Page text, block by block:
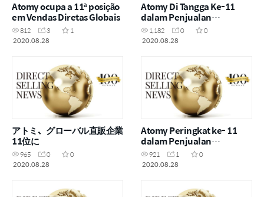
Atomy ocupa a 11ª posição
em Vendas Diretas Globais
812 3
1
2020.08.28
Atomy Di Tangga Ke-11
dalam Penjualan
Langsung Global
1,182 0
0
2020.08.28
アトミ、グローバル直販企業
11位に
965 0
0
2020.08.28
Atomy Peringkat ke- 11
dalam Penjualan
Langsung Global
921 1
0
2020.08.28